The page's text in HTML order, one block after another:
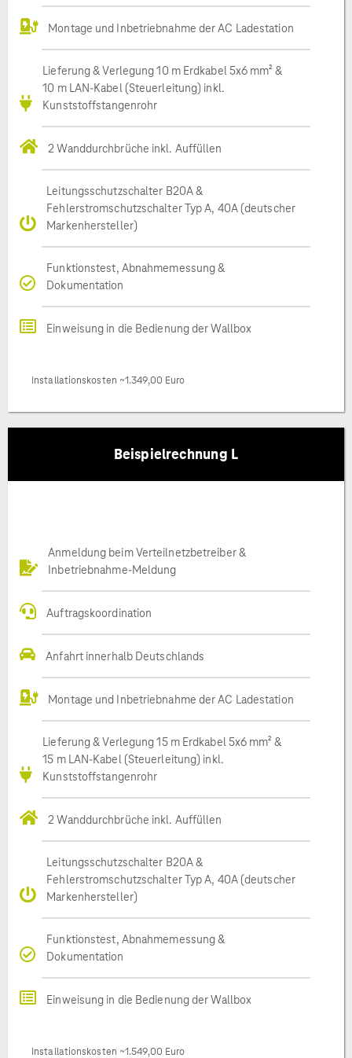
Montage und Inbetriebnahme der AC Ladestation
Lieferung & Verlegung 10 m Erdkabel 5x6 mm² &
10 m LAN-Kabel (Steuerleitung) inkl.
Kunststoffstangenrohr
2 Wanddurchbrüche inkl. Auffüllen
Leitungsschutzschalter B20A &
Fehlerstromschutzschalter Typ A, 40A (deutscher
Markenhersteller)
Funktionstest, Abnahmemessung &
Dokumentation
Einweisung in die Bedienung der Wallbox
Installationskosten ~1.349,00 Euro
Beispielrechnung L
Anmeldung beim Verteilnetzbetreiber &
Inbetriebnahme-Meldung
Auftragskoordination
Anfahrt innerhalb Deutschlands
Montage und Inbetriebnahme der AC Ladestation
Lieferung & Verlegung 15 m Erdkabel 5x6 mm² &
15 m LAN-Kabel (Steuerleitung) inkl.
Kunststoffstangenrohr
2 Wanddurchbrüche inkl. Auffüllen
Leitungsschutzschalter B20A &
Fehlerstromschutzschalter Typ A, 40A (deutscher
Markenhersteller)
Funktionstest, Abnahmemessung &
Dokumentation
Einweisung in die Bedienung der Wallbox
Installationskosten ~1.549,00 Euro